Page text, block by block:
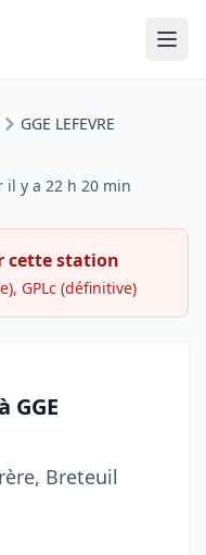
GGE LEFEVRE
il y a 22 h 20 min
cette station
GPLc (définitive)
GGE
Breteuil